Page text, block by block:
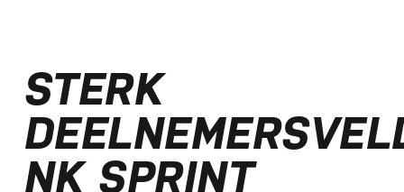
Selectie EK lange afstand Almere bekend
Kalenders T50 en T100 World Championship
Tour 2027 bekend
NTB ontvangt bijdrage van Nederlandse
Loterij​
STERK
NK SPRINT